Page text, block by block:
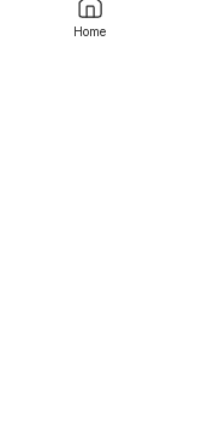
Home
Srujanee